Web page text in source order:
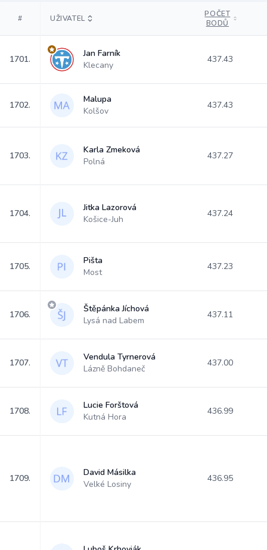
# UŽIVATEL
POČET
BODŮ
1701.
Jan Farník
Klecany
437.43
1702.
Malupa
Kolšov
437.43
1703.
Karla Zmeková
Polná
437.27
1704.
Jitka Lazorová
Košice-Juh
437.24
1705.
Pišta
Most
437.23
1706.
Štěpánka Jíchová
Lysá nad Labem
437.11
1707.
Vendula Tyrnerová
Lázně Bohdaneč
437.00
1708.
Lucie Forštová
Kutná Hora
436.99
1709.
David Másilka
Velké Losiny
436.95